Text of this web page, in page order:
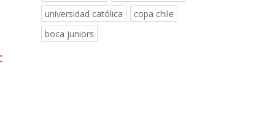
universidad católica
copa chile
boca juniors